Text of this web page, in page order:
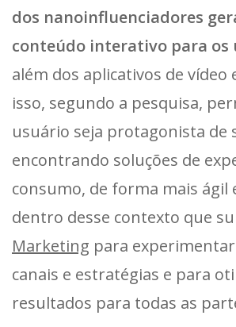
dos nanoinfluenciadores
conteúdo interativo para os
além dos aplicativos de vídeo
isso, segundo a pesquisa,
usuário seja protagonista de
encontrando soluções de
consumo, de forma mais ágil
dentro desse contexto que
Marketing para
canais e estratégias e para
resultados para todas as